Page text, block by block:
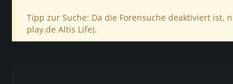
Tipp zur Suche: Da die Forensuche deaktiviert ist,
play.de Altis Life).